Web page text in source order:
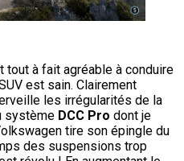
tout à fait agréable à conduire
est sain. Clairement
les irrégularités de la
système DCC Pro dont je
tire son épingle du
des suspensions trop